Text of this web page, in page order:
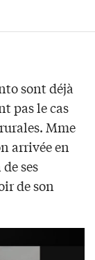
sont déjà
pas le cas
Mme
arrivée en
ses
de son